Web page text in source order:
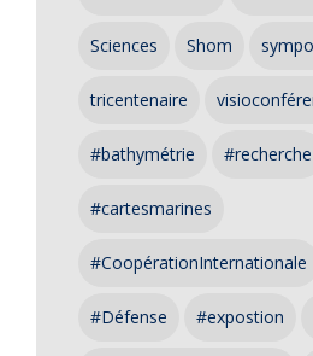
Sciences Shom
tricentenaire
#bathymétrie #recherche
#cartesmarines
#CoopérationInternationale
#Défense #expostion